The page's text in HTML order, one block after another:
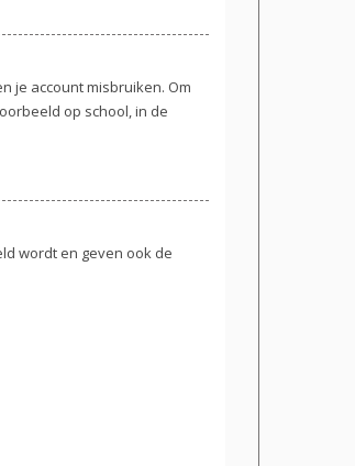
je account misbruiken. Om
op school, in de
wordt en geven ook de